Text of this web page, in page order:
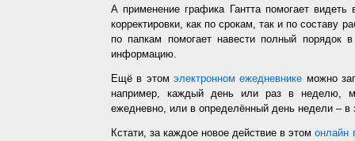
А применение графика Гантта помогает
корректировки, как по срокам, так и по составу
по папкам помогает навести полный порядок
информацию.
Ещё в этомэлектронном ежедневнике можно
например, каждый день или раз в неделю,
ежедневно, или в определённый день недели – в
Кстати, за каждое новое действие в этомонлайн